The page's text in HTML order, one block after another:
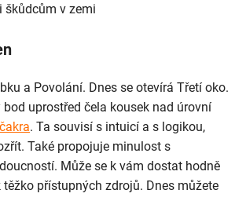
škůdcům v zemi
a Povolání. Dnes se otevírá Třetí oko.
bod uprostřed čela kousek nad úrovní
. Ta souvisí s intuicí a s logikou,
Také propojuje minulost s
Může se k vám dostat hodně
přístupných zdrojů. Dnes můžete